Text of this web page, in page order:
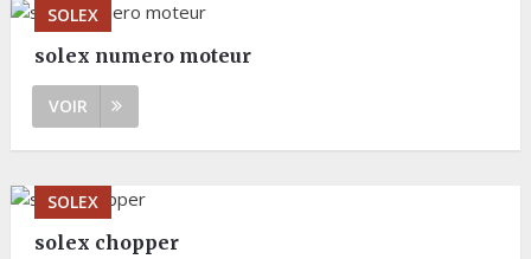
SOLEX
solex numero moteur
VOIR
SOLEX
solex chopper